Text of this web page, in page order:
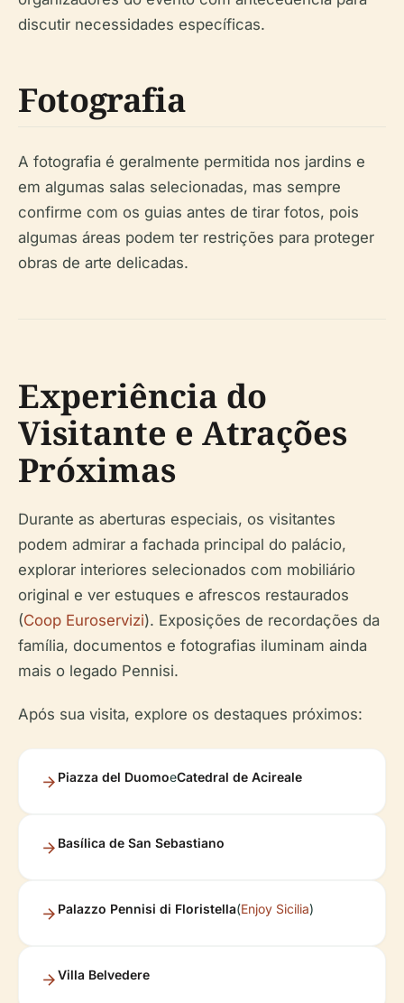
discutir necessidades específicas.
Fotografia
A fotografia é geralmente permitida nos jardins e
em algumas salas selecionadas, mas sempre
confirme com os guias antes de tirar fotos, pois
algumas áreas podem ter restrições para proteger
obras de arte delicadas.
Experiência do
Visitante e Atrações
Próximas
Durante as aberturas especiais, os visitantes
podem admirar a fachada principal do palácio,
explorar interiores selecionados com mobiliário
original e ver estuques e afrescos restaurados
(Coop Euroservizi). Exposições de recordações da
família, documentos e fotografias iluminam ainda
mais o legado Pennisi.
Após sua visita, explore os destaques próximos:
Piazza del DuomoeCatedral de Acireale
Basílica de San Sebastiano
Palazzo Pennisi di Floristella(Enjoy Sicilia)
Villa Belvedere